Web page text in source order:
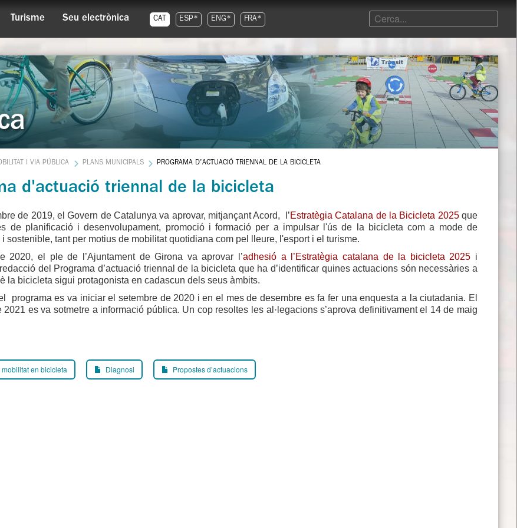
Turisme Seu electrònica CAT ESP* ENG* FRA*
I VIA PÚBLICA PLANS MUNICIPALS PROGRAMA D'ACTUACIÓ TRIENNAL DE LA BICICLETA
d'actuació triennal de la bicicleta
de 2019, el Govern de Catalunya va aprovar, mitjançant Acord, l’Estratègia Catalana de la Bicicleta 2025que
de planificació i desenvolupament, promoció i formació per a impulsar l'ús de la bicicleta com a mode de
sostenible, tant per motius de mobilitat quotidiana com pel lleure, l'esport i el turisme.
2020, el ple de l’Ajuntament de Girona va aprovar l’adhesió a l’Estratègia catalana de la bicicleta 2025 i
del Programa d’actuació triennal de la bicicleta que ha d’identificar quines actuacions són necessàries a
la bicicleta sigui protagonista en cadascun dels seus àmbits.
programa es va iniciar el setembre de 2020 i en el mes de desembre es fa fer una enquesta a la ciutadania. El
2021 es va sotmetre a informació pública. Un cop resoltes les al·legacions s’aprova definitivament el 14 de maig
en bicicleta Diagnosi Propostes d’actuacions